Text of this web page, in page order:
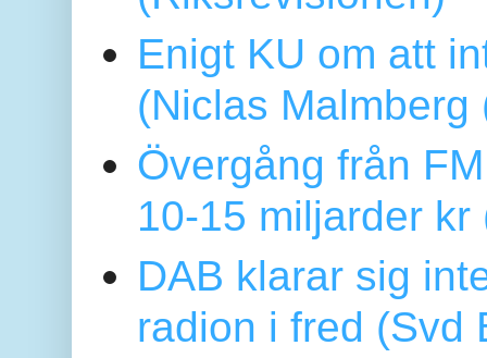
Enigt KU om att
(Niclas
Övergång från
10-15 miljarder kr
DAB klarar sig
radion i fred (Svd